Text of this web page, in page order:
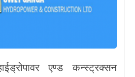
एण्ड कन्स्ट्रक्सन